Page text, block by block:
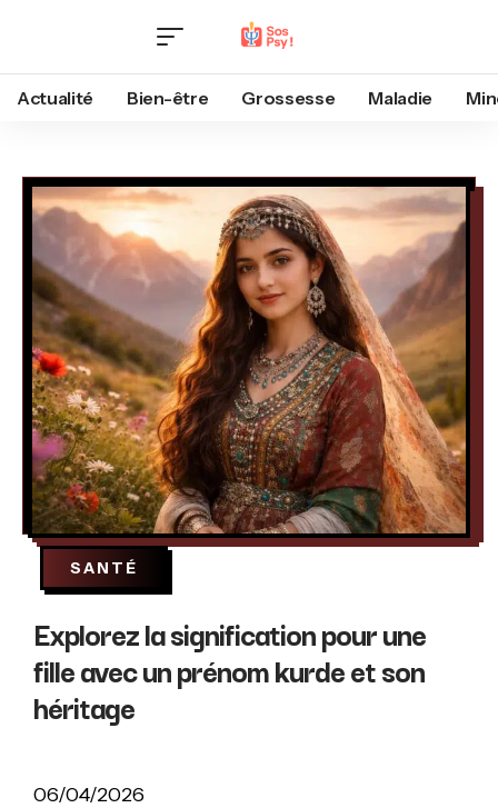
Actualité Bien-être Grossesse Maladie
SANTÉ
Explorez la signification pour une
fille avec un prénom kurde et son
héritage
06/04/2026